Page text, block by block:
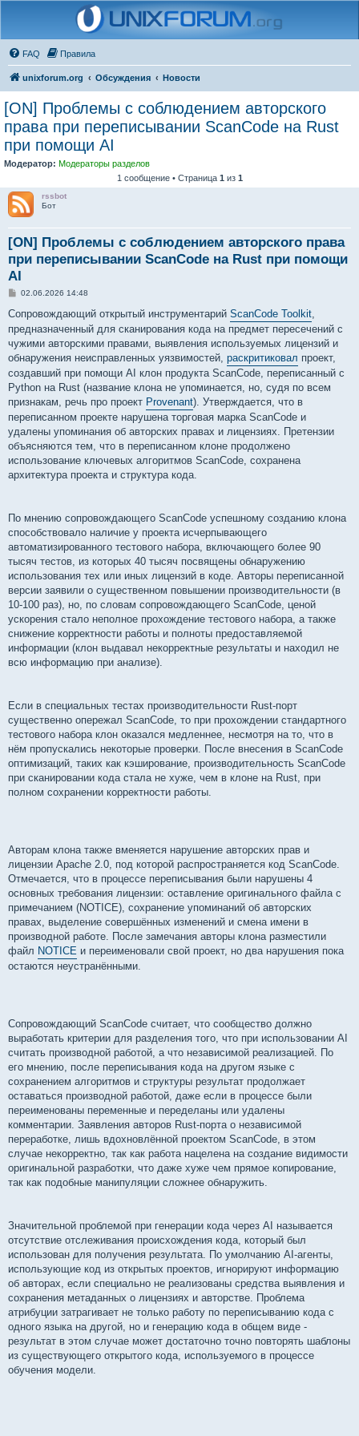
FAQ Правила
unixforum.org Обсуждения Новости
[ON] Проблемы с соблюдением авторского
права при переписывании ScanCode на Rust
при помощи AI
Модератор: Модераторы разделов
1 сообщение • Страница 1 из 1
rssbot
Бот
[ON] Проблемы с соблюдением авторского права
при переписывании ScanCode на Rust при помощи
AI
С
о
щ
е
и
е
02.06.2026 14:48
Сопровождающий открытый инструментарий ScanCode Toolkit,
предназначенный для сканирования кода на предмет пересечений с
чужими авторскими правами, выявления используемых лицензий и
обнаружения неисправленных уязвимостей, раскритиковал проект,
создавший при помощи AI клон продукта ScanCode, переписанный с
Python на Rust (название клона не упоминается, но, судя по всем
признакам, речь про проект Provenant). Утверждается, что в
переписанном проекте нарушена торговая марка ScanCode и
удалены упоминания об авторских правах и лицензиях. Претензии
объясняются тем, что в переписанном клоне продолжено
использование ключевых алгоритмов ScanCode, сохранена
архитектура проекта и структура кода.
По мнению сопровождающего ScanCode успешному созданию клона
способствовало наличие у проекта исчерпывающего
автоматизированного тестового набора, включающего более 90
тысяч тестов, из которых 40 тысяч посвящены обнаружению
использования тех или иных лицензий в коде. Авторы переписанной
версии заявили о существенном повышении производительности (в
10-100 раз), но, по словам сопровождающего ScanCode, ценой
ускорения стало неполное прохождение тестового набора, а также
снижение корректности работы и полноты предоставляемой
информации (клон выдавал некорректные результаты и находил не
всю информацию при анализе).
Если в специальных тестах производительности Rust-порт
существенно опережал ScanCode, то при прохождении стандартного
тестового набора клон оказался медленнее, несмотря на то, что в
нём пропускались некоторые проверки. После внесения в ScanCode
оптимизаций, таких как кэширование, производительность ScanCode
при сканировании кода стала не хуже, чем в клоне на Rust, при
полном сохранении корректности работы.
Авторам клона также вменяется нарушение авторских прав и
лицензии Apache 2.0, под которой распространяется код ScanCode.
Отмечается, что в процессе переписывания были нарушены 4
основных требования лицензии: оставление оригинального файла с
примечанием (NOTICE), сохранение упоминаний об авторских
правах, выделение совершённых изменений и смена имени в
производной работе. После замечания авторы клона разместили
файл NOTICE и переименовали свой проект, но два нарушения пока
остаются неустранёнными.
Сопровождающий ScanCode считает, что сообщество должно
выработать критерии для разделения того, что при использовании AI
считать производной работой, а что независимой реализацией. По
его мнению, после переписывания кода на другом языке с
сохранением алгоритмов и структуры результат продолжает
оставаться производной работой, даже если в процессе были
переименованы переменные и переделаны или удалены
комментарии. Заявления авторов Rust-порта о независимой
переработке, лишь вдохновлённой проектом ScanCode, в этом
случае некорректно, так как работа нацелена на создание видимости
оригинальной разработки, что даже хуже чем прямое копирование,
так как подобные манипуляции сложнее обнаружить.
Значительной проблемой при генерации кода через AI называется
отсутствие отслеживания происхождения кода, который был
использован для получения результата. По умолчанию AI-агенты,
использующие код из открытых проектов, игнорируют информацию
об авторах, если специально не реализованы средства выявления и
сохранения метаданных о лицензиях и авторстве. Проблема
атрибуции затрагивает не только работу по переписыванию кода с
одного языка на другой, но и генерацию кода в общем виде -
результат в этом случае может достаточно точно повторять шаблоны
из существующего открытого кода, используемого в процессе
обучения модели.